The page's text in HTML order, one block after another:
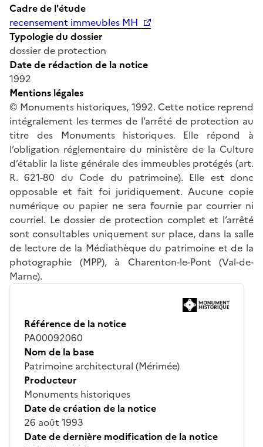
Cadre de l'étude
recensement immeubles MH
Typologie du dossier
dossier de protection
Date de rédaction de la notice
1992
Mentions légales
© Monuments historiques, 1992. Cette notice reprend
intégralement les termes de l’arrêté de protection au
titre des Monuments historiques. Elle répond à
l’obligation réglementaire du ministère de la Culture
d’établir la liste générale des immeubles protégés (art.
R. 621-80 du Code du patrimoine). Elle est donc
opposable et fait foi juridiquement. Aucune copie
numérique ou papier ne sera fournie par courrier ni
courriel. Le dossier de protection complet et l’arrêté
sont consultables uniquement sur place, dans la salle
de lecture de la Médiathèque du patrimoine et de la
photographie (MPP), à Charenton-le-Pont (Val-de-
Marne).
Référence de la notice
PA00092060
Nom de la base
Patrimoine architectural (Mérimée)
Producteur
Monuments historiques
Date de création de la notice
26 août 1993
Date de dernière modification de la notice